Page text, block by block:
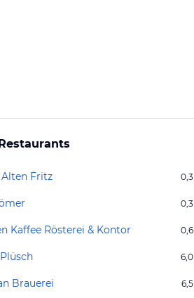
Fritz 0,3
0,3
Kaffee Rösterei & Kontor 0,6
6,0
Brauerei 6,5